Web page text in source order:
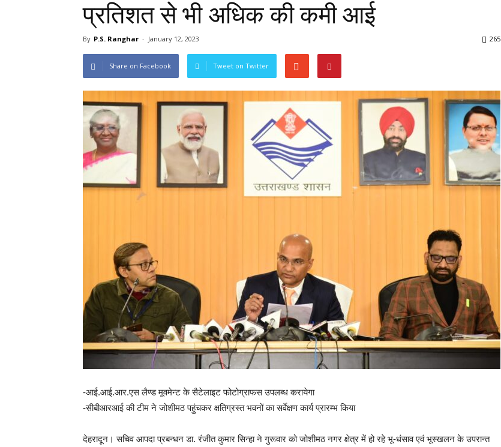
प्रतिशत से भी अधिक की कमी आई
By P.S. Ranghar - January 12, 2023 265
Share on Facebook Tweet on Twitter
-आई.आई.आर.एस लैण्ड मूवमेन्ट के सैटेलाइट फोटोग्राफस उपलब्ध करायेगा
-सीबीआरआई की टीम ने जोशीमठ पहुंचकर क्षतिग्रस्त भवनों का सर्वेक्षण कार्य प्रारम्भ किया
देहरादून। सचिव आपदा प्रबन्धन डा. रंजीत कुमार सिन्हा ने गुरूवार को जोशीमठ नगर क्षेत्र में हो रहे भू-धंसाव एवं भूस्खलन के उपरान्त